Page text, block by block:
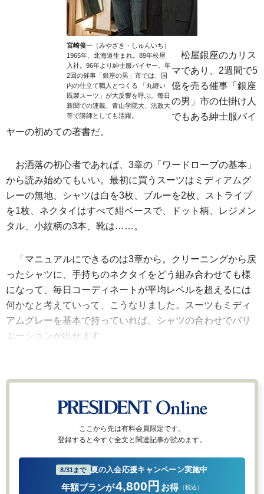
宮崎俊一 （みやざき・しゅんいち）
1965年、北海道生まれ。89年松屋
入社。96年より紳士服バイヤー。年
2回の催事「銀座の男」市では、国
内の仕立て職人とつくる 「丸縫い
既製スーツ」が大反響を呼ぶ。毎日
新聞での連載、青山学院大、法政大
等で講師としても活躍。
松屋銀座のカリス
マであり、2週間で5
億を売る催事「銀座
の男」市の仕掛け人
でもある紳士服バイ
ヤーの初めての著書だ。
お洒落の初心者であれば、3章の「ワードローブの基本」
から読み始めてもいい。最初に買うスーツはミディアムグ
レーの無地、シャツは白を3枚、ブルーを2枚、ストライプ
を1枚、ネクタイはすべて紺ベースで、ドット柄、レジメン
タル、小紋柄の3本、靴は……。
「マニュアルにできるのは3章から。クリーニングから戻
ったシャツに、手持ちのネクタイをどう組み合わせても様
になって、毎日コーディネートが平均レベルを超えるには
何かなと考えていって、こうなりました。スーツもミディ
アムグレーを基本で持っていれば、シャツの合わせでバリ
エーションが出せます」
ここから先は有料会員限定です。
登録すると今すぐ全文と関連記事が読めます。
8/31まで 夏の入会応援キャンペーン実施中
年額プランが4,800円 お得 （税込）